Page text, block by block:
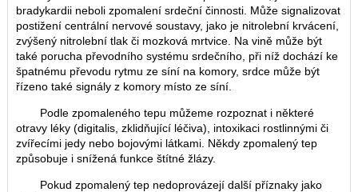
bradykardii neboli zpomalení srdeční činnosti. Může signalizovat
postižení centrální nervové soustavy, jako je nitrolební krvácení,
zvýšený nitrolební tlak či mozková mrtvice. Na vině může být
také porucha převodního systému srdečního, při níž dochází ke
špatnému převodu rytmu ze síní na komory, srdce může být
řízeno také signály z komory místo ze síní.
Podle zpomaleného tepu můžeme rozpoznat i některé
otravy léky (digitalis, zklidňující léčiva), intoxikaci rostlinnými či
zvířecími jedy nebo bojovými látkami. Někdy zpomalený tep
způsobuje i snížená funkce štítné žlázy.
Pokud zpomalený tep nedoprovázejí další příznaky jako